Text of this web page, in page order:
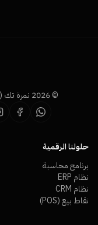
© 2026 نمرة تك (Namra Tech). جميع الحقوق محفوظة.
حلولنا الرقمية
برنامج محاسبة
نظام ERP
نظام CRM
نقاط بيع (POS)